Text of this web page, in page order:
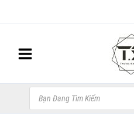
tới
Tìm
kiếm
sản
phẩm
mới
nhất